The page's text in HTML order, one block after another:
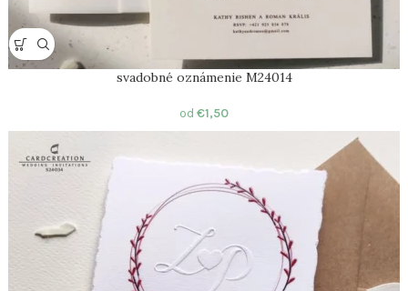
svadobné oznámenie M24014
od €1,50